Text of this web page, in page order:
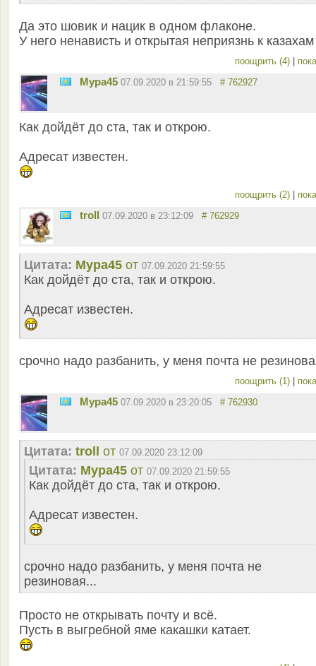
Да это шовик и нацик в одном флаконе.
У него ненависть и открытая неприязнь к казахам
поощрить (4) |
Мура45 07.09.2020 в 21:59:55 # 762927
Как дойдёт до ста, так и открою.
Адресат известен.
поощрить (2) |
troll 07.09.2020 в 23:12:09 # 762929
Цитата: Мура45 от 07.09.2020 21:59:55
Как дойдёт до ста, так и открою.
Адресат известен.
срочно надо разбанить, у меня почта не
поощрить (1) |
Мура45 07.09.2020 в 23:20:05 # 762930
Цитата: troll от 07.09.2020 23:12:09
Цитата: Мура45 от 07.09.2020 21:59:55
Как дойдёт до ста, так и открою.
Адресат известен.
срочно надо разбанить, у меня почта не
резиновая...
Просто не открывать почту и всё.
Пусть в выгребной яме какашки катает.